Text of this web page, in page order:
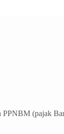
PPNBM (pajak